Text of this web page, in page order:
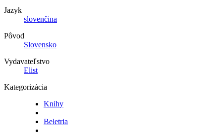
Jazyk
slovenčina
Pôvod
Slovensko
Vydavateľstvo
Elist
Kategorizácia
Knihy
Beletria